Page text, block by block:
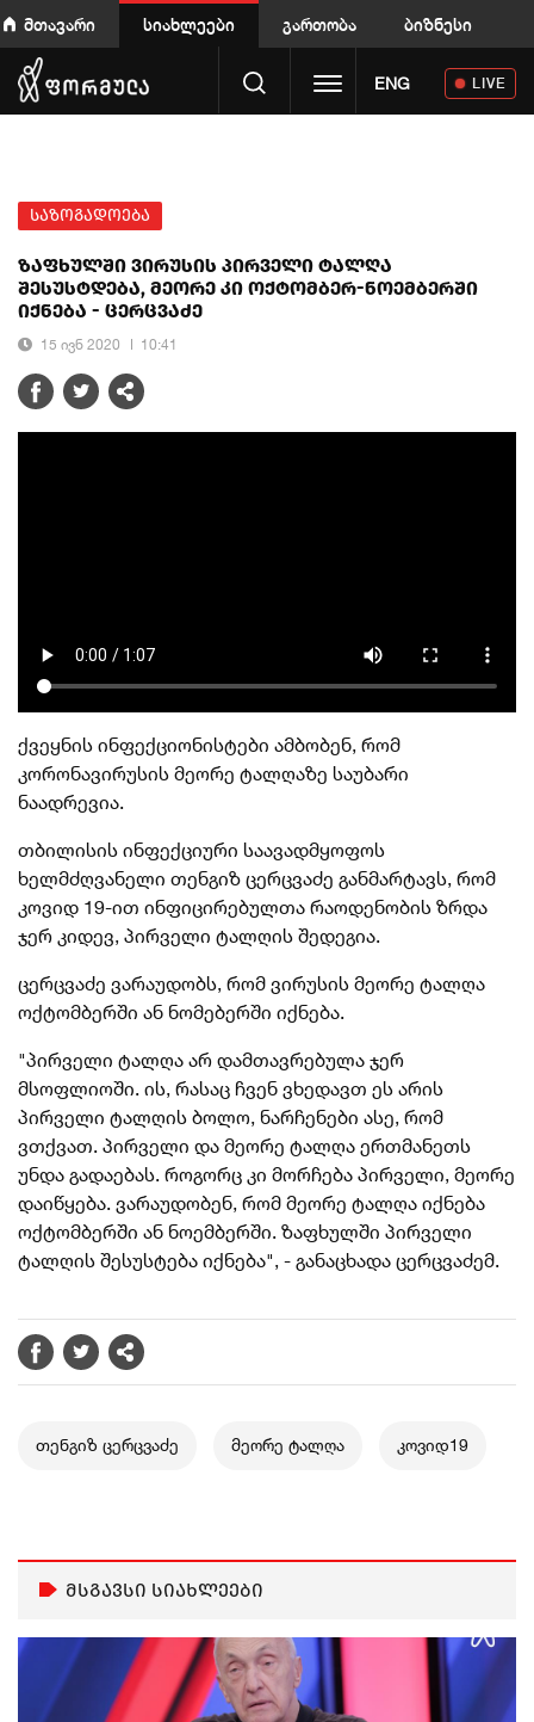
მთავარი სიახლეები გართობა ბიზნესი
Toggle navigation
ENG LIVE
საზოგადოება
ზაფხულში ვირუსის პირველი ტალღა
შესუსტდება, მეორე კი ოქტომბერ-ნოემბერში
იქნება - ცერცვაძე
15 ივნ 2020 10:41
ქვეყნის ინფექციონისტები ამბობენ, რომ
კორონავირუსის მეორე ტალღაზე საუბარი
ნაადრევია.
თბილისის ინფექციური საავადმყოფოს
ხელმძღვანელი თენგიზ ცერცვაძე განმარტავს, რომ
კოვიდ 19-ით ინფიცირებულთა რაოდენობის ზრდა
ჯერ კიდევ, პირველი ტალღის შედეგია.
ცერცვაძე ვარაუდობს, რომ ვირუსის მეორე ტალღა
ოქტომბერში ან ნომებერში იქნება.
"პირველი ტალღა არ დამთავრებულა ჯერ
მსოფლიოში. ის, რასაც ჩვენ ვხედავთ ეს არის
პირველი ტალღის ბოლო, ნარჩენები ასე, რომ
ვთქვათ. პირველი და მეორე ტალღა ერთმანეთს
უნდა გადაებას. როგორც კი მორჩება პირველი, მეორე
დაიწყება. ვარაუდობენ, რომ მეორე ტალღა იქნება
ოქტომბერში ან ნოემბერში. ზაფხულში პირველი
ტალღის შესუსტება იქნება", - განაცხადა ცერცვაძემ.
თენგიზ ცერცვაძე მეორე ტალღა კოვიდ19
მსგავსი სიახლეები